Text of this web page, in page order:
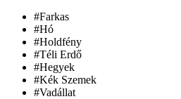
#Farkas
#Hó
#Holdfény
#Téli Erdő
#Hegyek
#Kék Szemek
#Vadállat